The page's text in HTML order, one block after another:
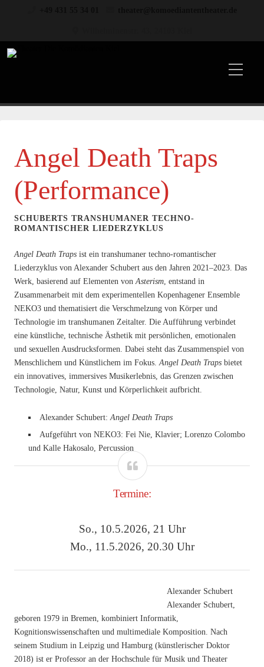
Angel Death Traps
(Performance)
SCHUBERTS TRANSHUMANER TECHNO-
ROMANTISCHER LIEDERZYKLUS
Angel Death Traps ist ein transhumaner techno-romantischer
Liederzyklus von Alexander Schubert aus den Jahren 2021–2023. Das
Werk, basierend auf Elementen von Asterism , entstand in
Zusammenarbeit mit dem experimentellen Kopenhagener Ensemble
NEKO3 und thematisiert die Verschmelzung von Körper und
Technologie im transhumanen Zeitalter. Die Aufführung verbindet
eine künstliche, technische Ästhetik mit persönlichen, emotionalen
und sexuellen Ausdrucksformen. Dabei steht das Zusammenspiel von
Menschlichem und Künstlichem im Fokus. Angel Death Traps bietet
ein innovatives, immersives Musikerlebnis, das Grenzen zwischen
Technologie, Natur, Kunst und Körperlichkeit aufbricht.
Alexander Schubert:Angel Death Traps
Aufgeführt von NEKO3: Fei Nie, Klavier; Lorenzo Colombo
und Kalle Hakosalo, Percussion
Termine:
So., 10.5.2026, 21 Uhr
Mo., 11.5.2026, 20.30 Uhr
Alexander Schubert
Alexander Schubert,
geboren 1979 in Bremen, kombiniert Informatik,
Kognitionswissenschaften und multimediale Komposition. Nach
seinem Studium in Leipzig und Hamburg (künstlerischer Doktor
2018) ist er Professor an der Hochschule für Musik und Theater